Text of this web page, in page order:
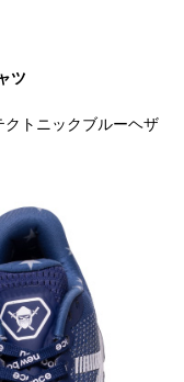
ツ
トニックブルーヘザ